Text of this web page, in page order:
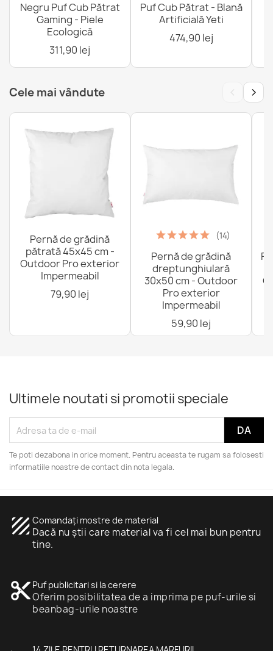
Negru Puf Cub Pătrat
Gaming - Piele
Ecologică
311,90 lej
Puf Cub Pătrat - Blană
Artificială Yeti
474,90 lej
Cele mai vândute ‹ ›
Pernă de grădină
pătrată 45x45 cm -
Outdoor Pro exterior
Impermeabil
79,90 lej
(14)
Pernă de grădină
dreptunghiulară
30x50 cm - Outdoor
Pro exterior
Impermeabil
59,90 lej
Ultimele noutati si promotii speciale
Te poti dezabona in orice moment. Pentru aceasta te rugam sa folosesti
informatiile noastre de contact din nota legala.
texture Comandați mostre de material
Dacă nu știi care material va fi cel mai bun pentru
tine.
content_cut Puf publicitari si la cerere
Oferim posibilitatea de a imprima pe puf-urile si
beanbag-urile noastre